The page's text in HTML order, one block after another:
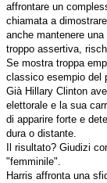
affrontare un
chiamata a
anche mantenere
troppo assertiva,
Se mostra troppa
classico esempio del
Già Hillary Clinton
elettorale e la sua
di apparire forte e
dura o distante.
Il risultato? Giudizi
"femminile".
Harris affronta una